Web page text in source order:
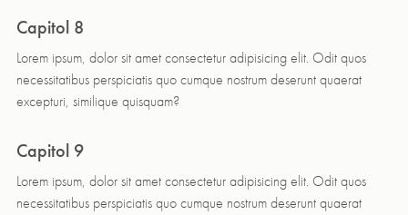
Capitol 8
Lorem ipsum, dolor sit amet consectetur adipisicing elit. Odit quos
necessitatibus perspiciatis quo cumque nostrum deserunt quaerat
excepturi, similique quisquam?
Capitol 9
Lorem ipsum, dolor sit amet consectetur adipisicing elit. Odit quos
necessitatibus perspiciatis quo cumque nostrum deserunt quaerat